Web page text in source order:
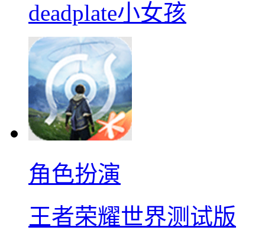
deadplate小女孩
角色扮演
王者荣耀世界测试版